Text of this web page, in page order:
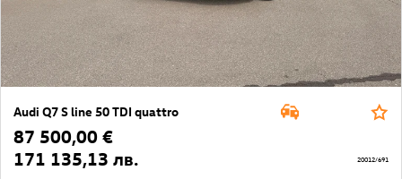
Audi Q7 S line 50 TDI quattro
87 500,00 €
171 135,13 лв.
20012/691